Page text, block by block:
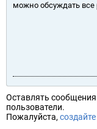
можно обсуждать все
Оставлять
пользователи.
Пожалуйста,